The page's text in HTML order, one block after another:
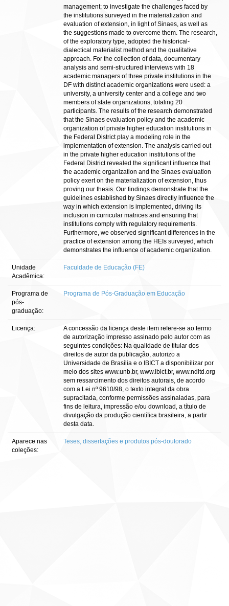
management; to investigate the challenges faced by
the institutions surveyed in the materialization and
evaluation of extension, in light of Sinaes, as well as
the suggestions made to overcome them. The research,
of the exploratory type, adopted the historical-
dialectical materialist method and the qualitative
approach. For the collection of data, documentary
analysis and semi-structured interviews with 18
academic managers of three private institutions in the
DF with distinct academic organizations were used: a
university, a university center and a college and two
members of state organizations, totaling 20
participants. The results of the research demonstrated
that the Sinaes evaluation policy and the academic
organization of private higher education institutions in
the Federal District play a modeling role in the
implementation of extension. The analysis carried out
in the private higher education institutions of the
Federal District revealed the significant influence that
the academic organization and the Sinaes evaluation
policy exert on the materialization of extension, thus
proving our thesis. Our findings demonstrate that the
guidelines established by Sinaes directly influence the
way in which extension is implemented, driving its
inclusion in curricular matrices and ensuring that
institutions comply with regulatory requirements.
Furthermore, we observed significant differences in the
practice of extension among the HEIs surveyed, which
demonstrates the influence of academic organization.
Unidade
Acadêmica:
Faculdade de Educação (FE)
Programa de
pós-
graduação:
Programa de Pós-Graduação em Educação
Licença:
A concessão da licença deste item refere-se ao termo
de autorização impresso assinado pelo autor com as
seguintes condições: Na qualidade de titular dos
direitos de autor da publicação, autorizo a
Universidade de Brasília e o IBICT a disponibilizar por
meio dos sites www.unb.br, www.ibict.br, www.ndltd.org
sem ressarcimento dos direitos autorais, de acordo
com a Lei nº 9610/98, o texto integral da obra
supracitada, conforme permissões assinaladas, para
fins de leitura, impressão e/ou download, a título de
divulgação da produção científica brasileira, a partir
desta data.
Aparece nas
coleções:
Teses, dissertações e produtos pós-doutorado